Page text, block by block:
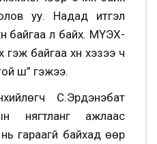
уу. Надад итгэл
байгаа л байх. МҮЭХ-
байгаа хүн хэзээ ч
шүү” гэжээ.
С.Эрдэнэбат
нягтланг ажлаас
гараагүй байхад өөр